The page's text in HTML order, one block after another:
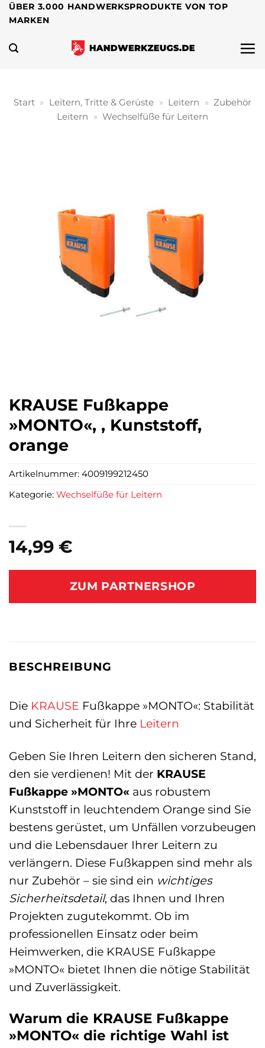
Zum
Inhalt
springen
ÜBER 3.000 HANDWERKSPRODUKTE VON TOP
MARKEN
Start » Leitern, Tritte & Gerüste » Leitern » Zubehör
Leitern » Wechselfüße für Leitern
KRAUSE Fußkappe
»MONTO«, , Kunststoff,
orange
14,99 €
ZUM PARTNERSHOP
Artikelnummer: 4009199212450
Kategorie: Wechselfüße für Leitern
BESCHREIBUNG
Die KRAUSE Fußkappe »MONTO«: Stabilität
und Sicherheit für Ihre Leitern
Geben Sie Ihren Leitern den sicheren Stand,
den sie verdienen! Mit der KRAUSE
Fußkappe »MONTO« aus robustem
Kunststoff in leuchtendem Orange sind Sie
bestens gerüstet, um Unfällen vorzubeugen
und die Lebensdauer Ihrer Leitern zu
verlängern. Diese Fußkappen sind mehr als
nur Zubehör – sie sind ein wichtiges
Sicherheitsdetail, das Ihnen und Ihren
Projekten zugutekommt. Ob im
professionellen Einsatz oder beim
Heimwerken, die KRAUSE Fußkappe
»MONTO« bietet Ihnen die nötige Stabilität
und Zuverlässigkeit.
Warum die KRAUSE Fußkappe
»MONTO« die richtige Wahl ist